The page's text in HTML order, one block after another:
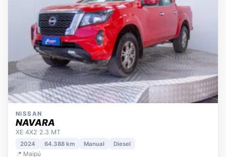
NISSAN
NAVARA
XE 4X2 2.3 MT
2024